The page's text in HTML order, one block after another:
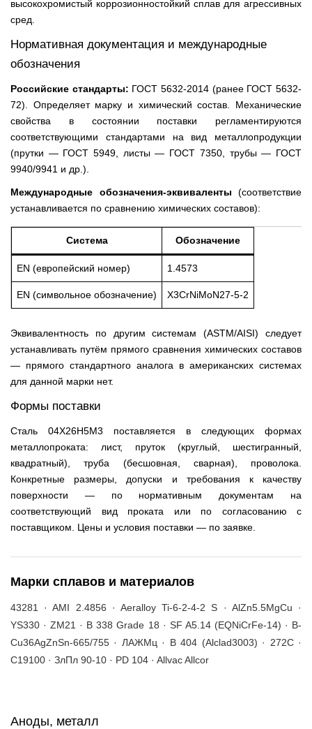
Аноды, металл
высокохромистый коррозионностойкий сплав для агрессивных
сред.
Нормативная документация и международные
обозначения
Российские стандарты: ГОСТ 5632-2014 (ранее ГОСТ 5632-
72). Определяет марку и химический состав. Механические
свойства в состоянии поставки регламентируются
соответствующими стандартами на вид металлопродукции
(прутки — ГОСТ 5949, листы — ГОСТ 7350, трубы — ГОСТ
9940/9941 и др.).
Международные обозначения-эквиваленты (соответствие
устанавливается по сравнению химических составов):
Система Обозначение
EN (европейский номер) 1.4573
EN (символьное обозначение) X3CrNiMoN27-5-2
Эквивалентность по другим системам (ASTM/AISI) следует
устанавливать путём прямого сравнения химических составов
— прямого стандартного аналога в американских системах
для данной марки нет.
Формы поставки
Сталь 04Х26Н5М3 поставляется в следующих формах
металлопроката: лист, пруток (круглый, шестигранный,
квадратный), труба (бесшовная, сварная), проволока.
Конкретные размеры, допуски и требования к качеству
поверхности — по нормативным документам на
соответствующий вид проката или по согласованию с
поставщиком. Цены и условия поставки — по заявке.
Марки сплавов и материалов
43281 · AMI 2.4856 · Aeralloy Ti-6-2-4-2 S · AlZn5.5MgCu ·
YS330 · ZM21 · B 338 Grade 18 · SF A5.14 (EQNiCrFe-14) · B-
Cu36AgZnSn-665/755 · ЛАЖМц · B 404 (Alclad3003) · 272C ·
C19100 · ЗлПл 90-10 · PD 104 · Allvac Allcor